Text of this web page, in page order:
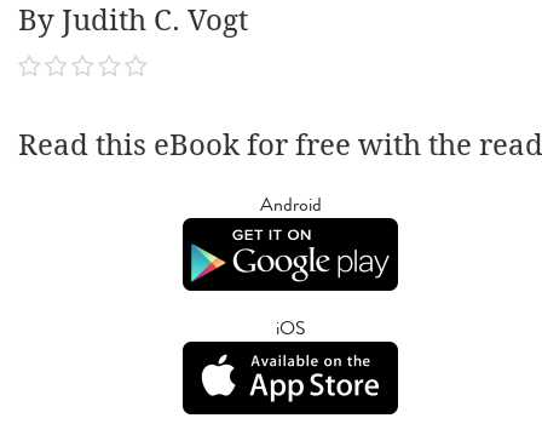
By Judith C. Vogt
Read this eBook for free with the
Android
iOS